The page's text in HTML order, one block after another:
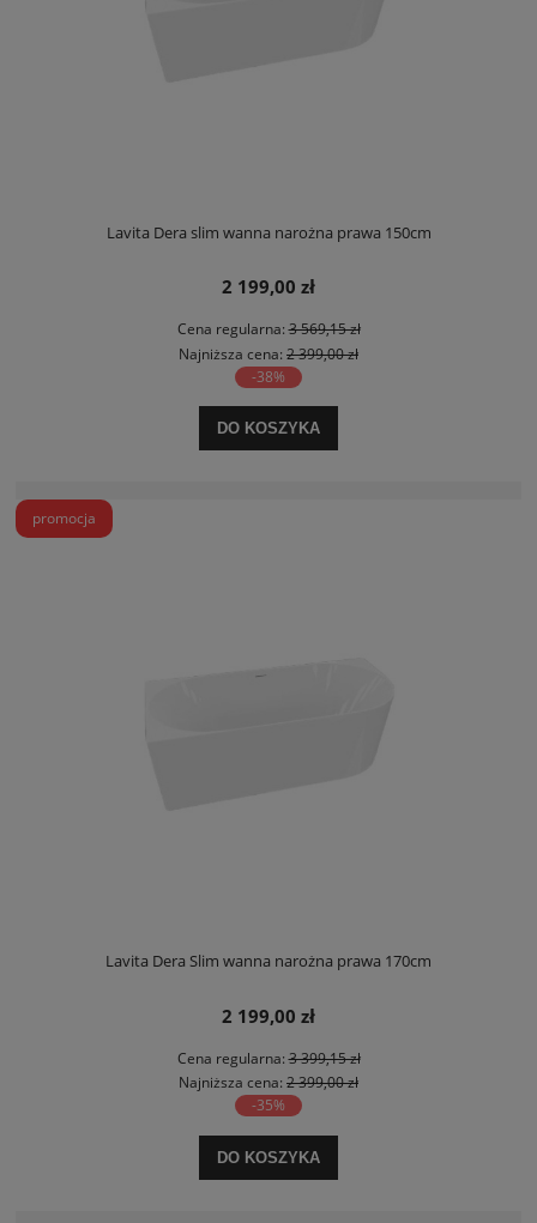
Lavita Dera slim wanna narożna prawa 150cm
2 199,00 zł
Cena regularna:3 569,15 zł
Najniższa cena: 2 399,00 zł
-38%
DO KOSZYKA
Lavita Dera Slim wanna narożna prawa 170cm
2 199,00 zł
Cena regularna:3 399,15 zł
Najniższa cena: 2 399,00 zł
-35%
DO KOSZYKA
promocja